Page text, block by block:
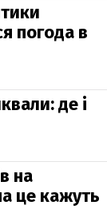
погода в
де і
на
це кажуть